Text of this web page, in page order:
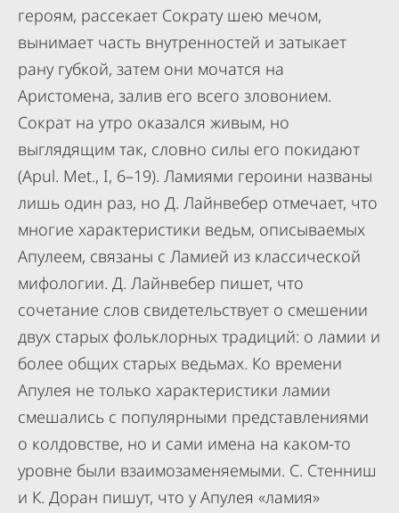
героям, рассекает Сократу шею мечом,
вынимает часть внутренностей и затыкает
рану губкой, затем они мочатся на
Аристомена, залив его всего зловонием.
Сократ на утро оказался живым, но
выглядящим так, словно силы его покидают
(Apul. Met., I, 6–19). Ламиями героини названы
лишь один раз, но Д. Лайнвебер отмечает, что
многие характеристики ведьм, описываемых
Апулеем, связаны с Ламией из классической
мифологии. Д. Лайнвебер пишет, что
сочетание слов свидетельствует о смешении
двух старых фольклорных традиций: о ламии и
более общих старых ведьмах. Ко времени
Апулея не только характеристики ламии
смешались с популярными представлениями
о колдовстве, но и сами имена на каком-то
уровне были взаимозаменяемыми. С. Стенниш
и К. Доран пишут, что у Апулея «ламия»